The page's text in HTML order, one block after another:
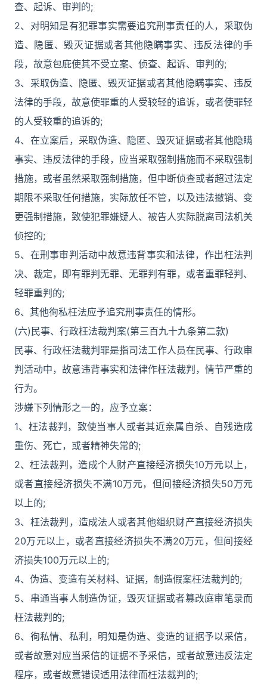
查、起诉、审判的;
2、对明知是有犯罪事实需要追究刑事责任的人，采取伪
造、隐匿、毁灭证据或者其他隐瞒事实、违反法律的手
段，故意包庇使其不受立案、侦查、起诉、审判的;
3、采取伪造、隐匿、毁灭证据或者其他隐瞒事实、违反
法律的手段，故意使罪重的人受较轻的追诉，或者使罪轻
的人受较重的追诉的;
4、在立案后，采取伪造、隐匿、毁灭证据或者其他隐瞒
事实、违反法律的手段，应当采取强制措施而不采取强制
措施，或者虽然采取强制措施，但中断侦查或者超过法定
期限不采取任何措施，实际放任不管，以及违法撤销、变
更强制措施，致使犯罪嫌疑人、被告人实际脱离司法机关
侦控的;
5、在刑事审判活动中故意违背事实和法律，作出枉法判
决、裁定，即有罪判无罪、无罪判有罪，或者重罪轻判、
轻罪重判的;
6、其他徇私枉法应予追究刑事责任的情形。
(六)民事、行政枉法裁判案(第三百九十九条第二款)
民事、行政枉法裁判罪是指司法工作人员在民事、行政审
判活动中，故意违背事实和法律作枉法裁判，情节严重的
行为。
涉嫌下列情形之一的，应予立案：
1、枉法裁判，致使当事人或者其近亲属自杀、自残造成
重伤、死亡，或者精神失常的;
2、枉法裁判，造成个人财产直接经济损失10万元以上，
或者直接经济损失不满10万元，但间接经济损失50万元
以上的;
3、枉法裁判，造成法人或者其他组织财产直接经济损失
20万元以上，或者直接经济损失不满20万元，但间接经
济损失100万元以上的;
4、伪造、变造有关材料、证据，制造假案枉法裁判的;
5、串通当事人制造伪证，毁灭证据或者篡改庭审笔录而
枉法裁判的;
6、徇私情、私利，明知是伪造、变造的证据予以采信，
或者故意对应当采信的证据不予采信，或者故意违反法定
程序，或者故意错误适用法律而枉法裁判的;